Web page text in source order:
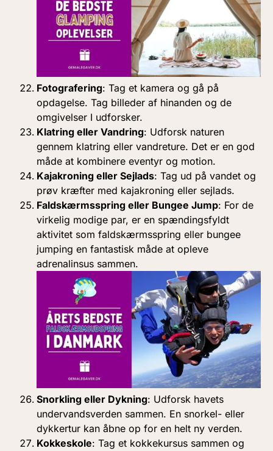
Fotografering: Tag et kamera og gå på
opdagelse. Tag billeder af hinanden og de
omgivelser I udforsker.
Klatring eller Vandring: Udforsk naturen
gennem klatring eller vandreture. Det er en god
måde at kombinere eventyr og motion.
Kajakroning eller Sejlads: Tag ud på vandet og
prøv kræfter med kajakroning eller sejlads.
Faldskærmsspring eller Bungee Jump: For de
virkelig modige par, er en spændingsfyldt
aktivitet som faldskærmsspring eller bungee
jumping en fantastisk måde at opleve
adrenalinsus sammen.
Snorkling eller Dykning: Udforsk havets
undervandsverden sammen. En snorkel- eller
dykkertur kan åbne op for en helt ny verden.
Kokkeskole: Tag et kokkekursus sammen og